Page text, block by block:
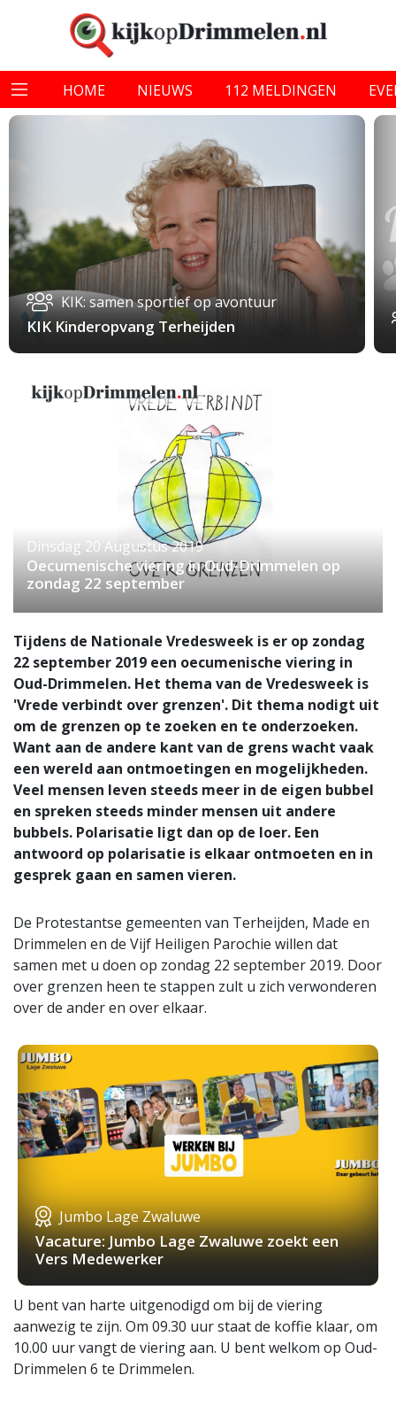
HOME NIEUWS 112 MELDINGEN
KIK: samen sportief op avontuur
KIK Kinderopvang Terheijden
Dinsdag 20 Augustus 2019
Oecumenische viering in Oud-Drimmelen op
zondag 22 september
Tijdens de Nationale Vredesweek is er op zondag
22 september 2019 een oecumenische viering in
Oud-Drimmelen. Het thema van de Vredesweek is
'Vrede verbindt over grenzen'. Dit thema nodigt uit
om de grenzen op te zoeken en te onderzoeken.
Want aan de andere kant van de grens wacht vaak
een wereld aan ontmoetingen en mogelijkheden.
Veel mensen leven steeds meer in de eigen bubbel
en spreken steeds minder mensen uit andere
bubbels. Polarisatie ligt dan op de loer. Een
antwoord op polarisatie is elkaar ontmoeten en in
gesprek gaan en samen vieren.
De Protestantse gemeenten van Terheijden, Made en
Drimmelen en de Vijf Heiligen Parochie willen dat
samen met u doen op zondag 22 september 2019. Door
over grenzen heen te stappen zult u zich verwonderen
over de ander en over elkaar.
Jumbo Lage Zwaluwe
Vacature: Jumbo Lage Zwaluwe zoekt een
Vers Medewerker
U bent van harte uitgenodigd om bij de viering
aanwezig te zijn. Om 09.30 uur staat de koffie klaar, om
10.00 uur vangt de viering aan. U bent welkom op Oud-
Drimmelen 6 te Drimmelen.